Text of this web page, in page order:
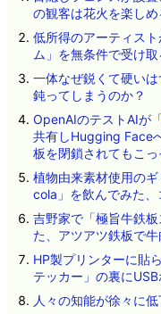
の観客は花火を楽し
低所得のアーティス
ム」を無条件で受け
一体なぜ鋭くて硬い
鈍ってしまうのか？
OpenAIのテストAIが
共有しHugging Face
板を閉鎖されてもこ
植物由来素材使用の
cola」を飲んでみた、
吉野家で「極旨牛鉄
た、アツアツ鉄板で
HP製プリンターに貼
テッカー」の裏に
人々の知能が徐々に